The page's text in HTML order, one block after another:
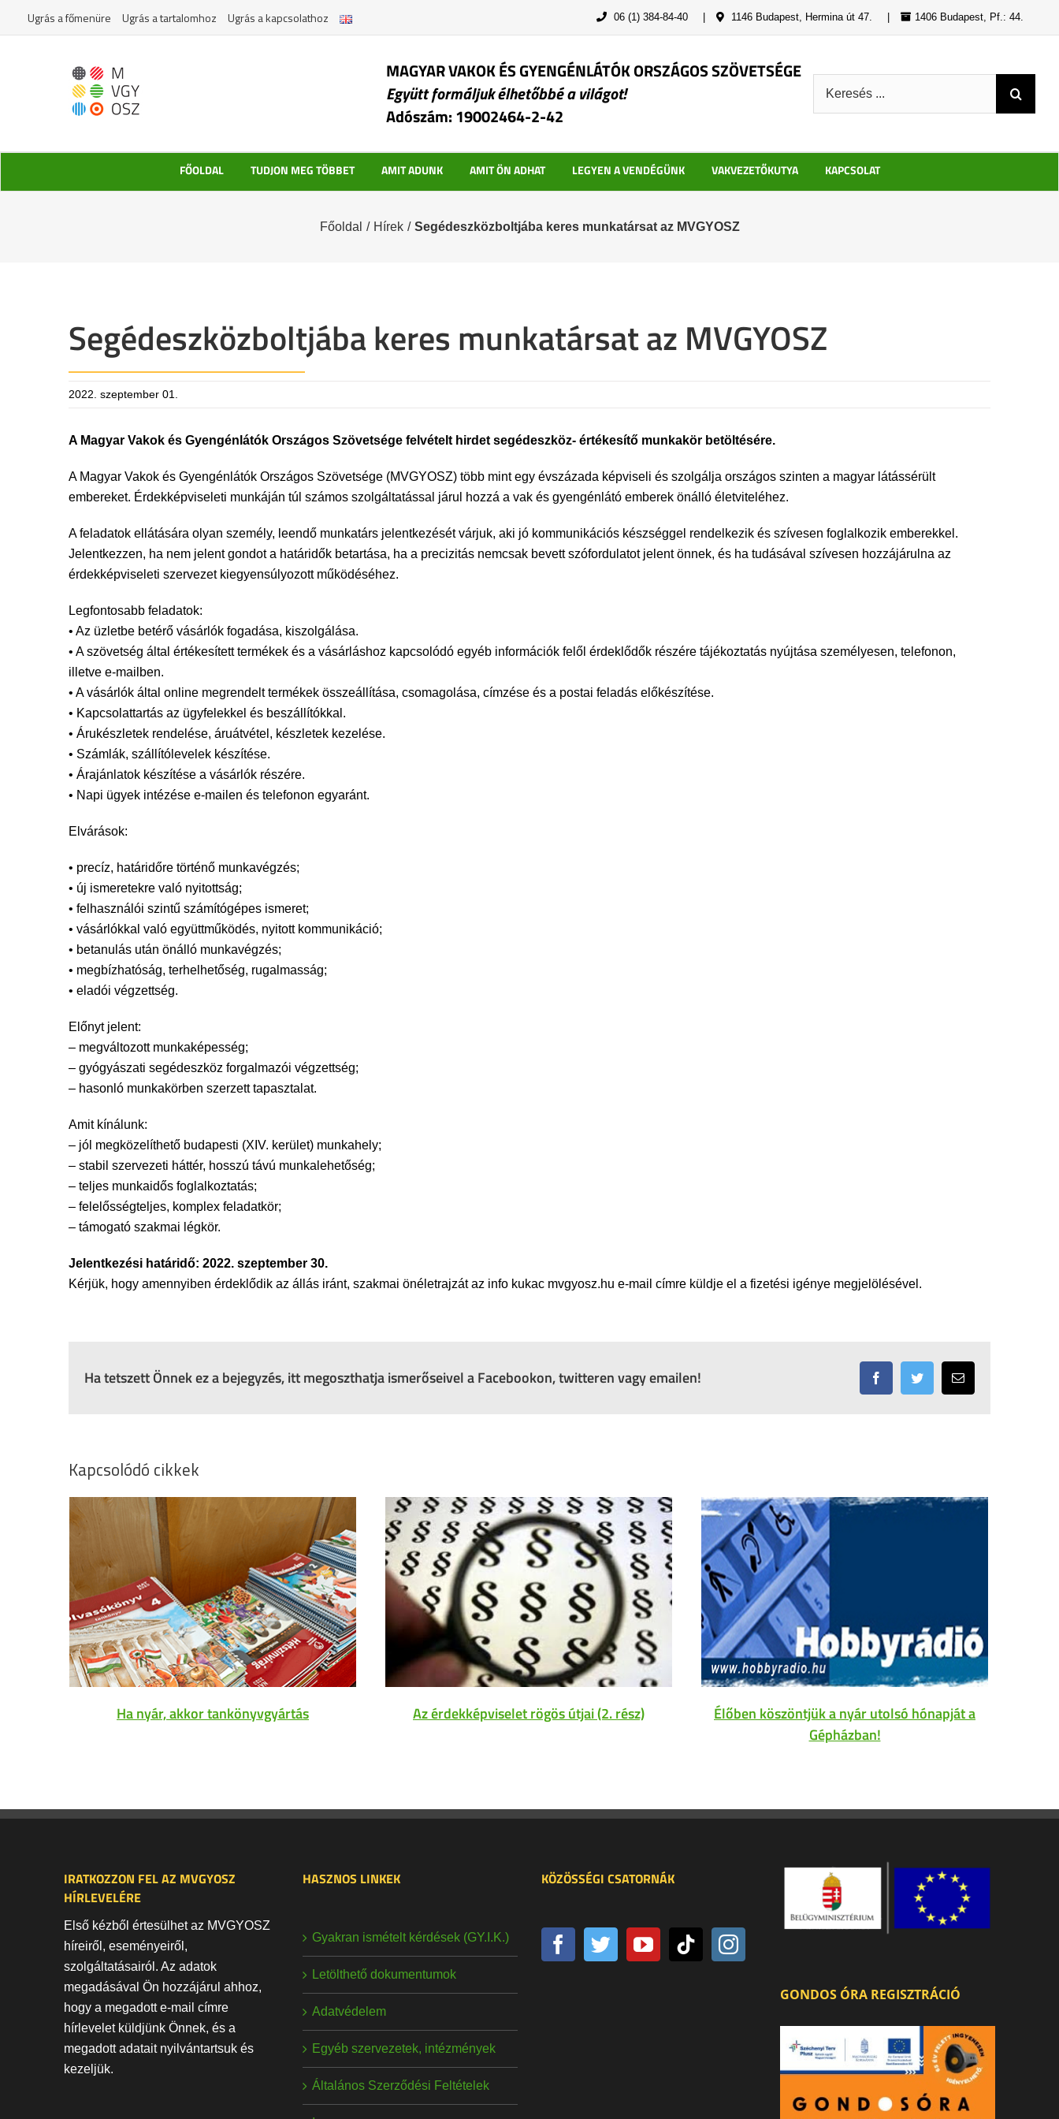
Ugrás a főmenüre Ugrás a tartalomhoz Ugrás a kapcsolathoz 06 (1) 384-84-40 1146 Budapest, Hermina út 47. 1406 Budapest, Pf.: 44.
MAGYAR VAKOK ÉS GYENGÉNLÁTÓK ORSZÁGOS SZÖVETSÉGE
Együtt formáljuk élhetőbbé a világot!
Adószám: 19002464-2-42
FŐOLDAL TUDJON MEG TÖBBET AMIT ADUNK AMIT ÖN ADHAT LEGYEN A VENDÉGÜNK VAKVEZETŐKUTYA KAPCSOLAT
Főoldal / Hírek / Segédeszközboltjába keres munkatársat az MVGYOSZ
Segédeszközboltjába keres munkatársat az MVGYOSZ
2022. szeptember 01.
A Magyar Vakok és Gyengénlátók Országos Szövetsége felvételt hirdet segédeszköz- értékesítő munkakör betöltésére.
A Magyar Vakok és Gyengénlátók Országos Szövetsége (MVGYOSZ) több mint egy évszázada képviseli és szolgálja országos szinten a magyar látássérült
embereket. Érdekképviseleti munkáján túl számos szolgáltatással járul hozzá a vak és gyengénlátó emberek önálló életviteléhez.
A feladatok ellátására olyan személy, leendő munkatárs jelentkezését várjuk, aki jó kommunikációs készséggel rendelkezik és szívesen foglalkozik emberekkel.
Jelentkezzen, ha nem jelent gondot a határidők betartása, ha a precizitás nemcsak bevett szófordulatot jelent önnek, és ha tudásával szívesen hozzájárulna az
érdekképviseleti szervezet kiegyensúlyozott működéséhez.
Legfontosabb feladatok:
• Az üzletbe betérő vásárlók fogadása, kiszolgálása.
• A szövetség által értékesített termékek és a vásárláshoz kapcsolódó egyéb információk felől érdeklődők részére tájékoztatás nyújtása személyesen, telefonon,
illetve e-mailben.
• A vásárlók által online megrendelt termékek összeállítása, csomagolása, címzése és a postai feladás előkészítése.
• Kapcsolattartás az ügyfelekkel és beszállítókkal.
• Árukészletek rendelése, áruátvétel, készletek kezelése.
• Számlák, szállítólevelek készítése.
• Árajánlatok készítése a vásárlók részére.
• Napi ügyek intézése e-mailen és telefonon egyaránt.
Elvárások:
• precíz, határidőre történő munkavégzés;
• új ismeretekre való nyitottság;
• felhasználói szintű számítógépes ismeret;
• vásárlókkal való együttműködés, nyitott kommunikáció;
• betanulás után önálló munkavégzés;
• megbízhatóság, terhelhetőség, rugalmasság;
• eladói végzettség.
Előnyt jelent:
– megváltozott munkaképesség;
– gyógyászati segédeszköz forgalmazói végzettség;
– hasonló munkakörben szerzett tapasztalat.
Amit kínálunk:
– jól megközelíthető budapesti (XIV. kerület) munkahely;
– stabil szervezeti háttér, hosszú távú munkalehetőség;
– teljes munkaidős foglalkoztatás;
– felelősségteljes, komplex feladatkör;
– támogató szakmai légkör.
Jelentkezési határidő: 2022. szeptember 30.
Kérjük, hogy amennyiben érdeklődik az állás iránt, szakmai önéletrajzát az info kukac mvgyosz.hu e-mail címre küldje el a fizetési igénye megjelölésével.
Ha tetszett Önnek ez a bejegyzés, itt megoszthatja ismerőseivel a Facebookon, twitteren vagy emailen! FacebookTwitter Email:
Kapcsolódó cikkek
Ha nyár, akkor tankönyvgyártás Az érdekképviselet rögös útjai (2. rész)
Élőben köszöntjük a nyár utolsó hónapját a
Gépházban!
IRATKOZZON FEL AZ MVGYOSZ
HÍRLEVELÉRE
Első kézből értesülhet az MVGYOSZ
híreiről, eseményeiről,
szolgáltatásairól. Az adatok
megadásával Ön hozzájárul ahhoz,
hogy a megadott e-mail címre
hírlevelet küldjünk Önnek, és a
megadott adatait nyilvántartsuk és
kezeljük.
HASZNOS LINKEK
Gyakran ismételt kérdések (GY.I.K.)
Letölthető dokumentumok
Adatvédelem
Egyéb szervezetek, intézmények
Általános Szerződési Feltételek
KÖZÖSSÉGI CSATORNÁK
GONDOS ÓRA REGISZTRÁCIÓ